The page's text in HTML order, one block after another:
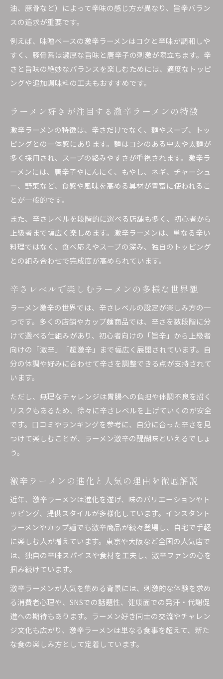
辛いラーメンの成分と身体への影響を解説
激辛ラーメンの塩分や脂質に注意する理由
健康的に楽しむラーメン激辛の食べ方ガイド
ラーメン激辛で注意したい食生活のポイント
辛いラーメンを食べるメリットと注意点
ラーメン激辛で期待できる健康メリットとは
辛いラーメンとダイエットの関係性を考察
油、豚骨など）によって辛味の感じ方が異なり、旨辛バラン
スの追求が重要です。
例えば、味噌ベースの激辛ラーメンはコクと辛味が調和しや
すく、豚骨系は濃厚な旨味と唐辛子の刺激が際立ちます。辛
さと旨味の絶妙なバランスを楽しむためには、適度なトッピ
ングや追加調味料の工夫もおすすめです。
ラーメン好きが注目する激辛ラーメンの特徴
激辛ラーメンの特徴は、辛さだけでなく、麺やスープ、トッ
ピングとの一体感にあります。麺はコシのある中太や太麺が
多く採用され、スープの絡みやすさが重視されます。激辛ラ
ーメンには、唐辛子やにんにく、もやし、ネギ、チャーシュ
ー、野菜など、食感や風味を高める具材が豊富に使われるこ
とが一般的です。
また、辛さレベルを段階的に選べる店舗も多く、初心者から
上級者まで幅広く楽しめます。激辛ラーメンは、単なる辛い
料理ではなく、食べ応えやスープの深み、独自のトッピング
との組み合わせで完成度が高められています。
辛さレベルで楽しむラーメンの多様な世界観
ラーメン激辛の世界では、辛さレベルの設定が楽しみ方の一
つです。多くの店舗やカップ麺商品では、辛さを数段階に分
けて選べる仕組みがあり、初心者向けの「旨辛」から上級者
向けの「激辛」「超激辛」まで幅広く展開されています。自
分の体調や好みに合わせて辛さを調整できる点が支持されて
います。
ただし、無理なチャレンジは胃腸への負担や体調不良を招く
リスクもあるため、徐々に辛さレベルを上げていくのが安全
です。口コミやランキングを参考に、自分に合った辛さを見
つけて楽しむことが、ラーメン激辛の醍醐味といえるでしょ
う。
激辛ラーメンの進化と人気の理由を徹底解説
近年、激辛ラーメンは進化を遂げ、味のバリエーションやト
ッピング、提供スタイルが多様化しています。インスタント
ラーメンやカップ麺でも激辛商品が続々登場し、自宅で手軽
に楽しむ人が増えています。東京や大阪など全国の人気店で
は、独自の辛味スパイスや食材を工夫し、激辛ファンの心を
掴み続けています。
激辛ラーメンが人気を集める背景には、刺激的な体験を求め
る消費者心理や、SNSでの話題性、健康面での発汗・代謝促
進への期待もあります。ラーメン好き同士の交流やチャレン
ジ文化も広がり、激辛ラーメンは単なる食事を超えて、新た
な食の楽しみ方として定着しています。